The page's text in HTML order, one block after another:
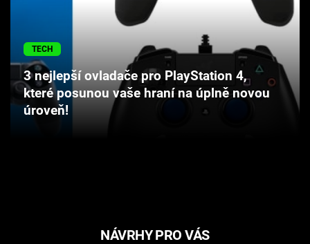
Cool Esport
Pořady
TECH
3 nejlepší ovladače pro PlayStation 4,
které posunou vaše hraní na úplně novou
úroveň!
NÁVRHY PRO VÁS